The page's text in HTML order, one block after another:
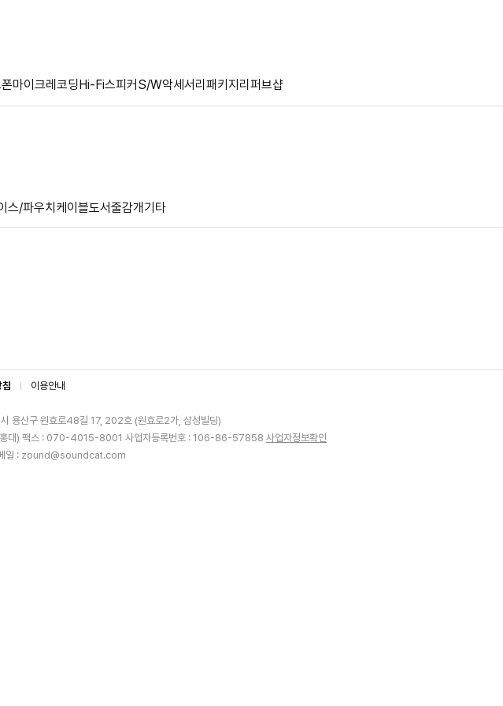
마이크레코딩Hi-Fi스피커S/W악세서리 패키지리퍼브샵
스/파우치케이블도서줄감개기타
이용안내
용산구 원효로48길 17, 202호 (원효로2가, 삼성빌딩)
대) 팩스 : 070-4015-8001 사업자등록번호 : 106-86-57858 사업자정보확인
일 : zound@soundcat.com